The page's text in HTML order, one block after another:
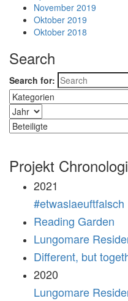
November 2019
Oktober 2019
Oktober 2018
Search
Search for:
Projekt
2021
#etwaslaeuftfalsch
Reading Garden
Lungomare
Different, but
2020
Lungomare